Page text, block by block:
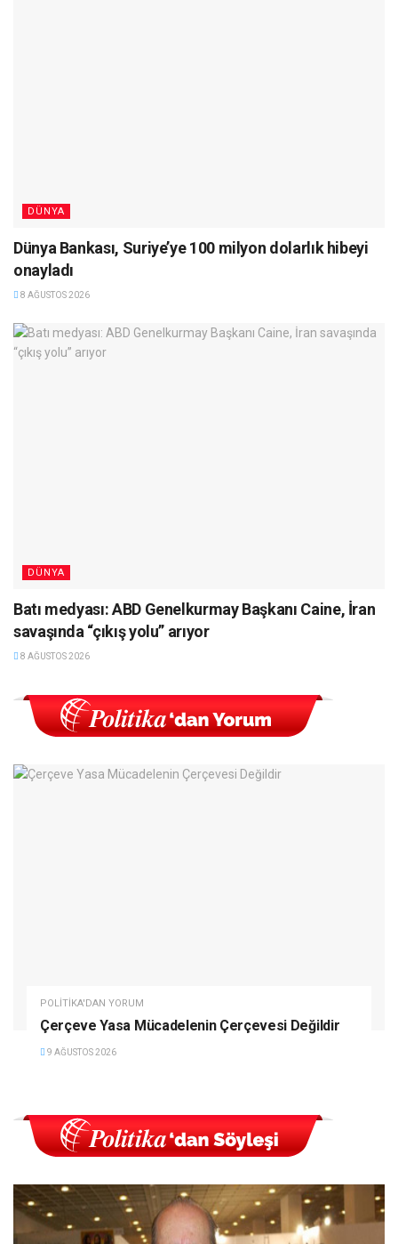
DÜNYA
Dünya Bankası, Suriye’ye 100 milyon dolarlık hibeyi
onayladı
8 AĞUSTOS 2026
DÜNYA
Batı medyası: ABD Genelkurmay Başkanı Caine, İran
savaşında “çıkış yolu” arıyor
8 AĞUSTOS 2026
POLITIKA'DAN YORUM
Çerçeve Yasa Mücadelenin Çerçevesi Değildir
9 AĞUSTOS 2026